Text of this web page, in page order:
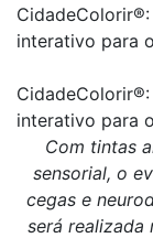
interativo para
interativo para
Com tintas
sensorial, o
cegas e
será realizada